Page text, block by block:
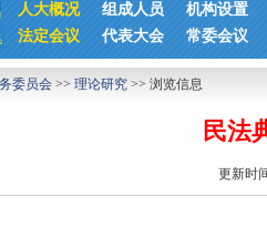
人大概况 组成人员 机构设置
法定会议
代表大会 常委会议
委员会>> 理论研究>> 浏览信息
民法
更新时